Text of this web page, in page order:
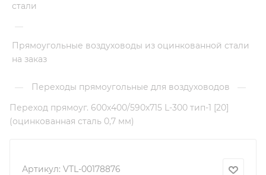
стали
—
Прямоугольные воздуховоды из оцинкованной стали
на заказ
— Переходы прямоугольные для воздуховодов
—
Переход прямоуг. 600х400/590х715 L-300 тип-1 [20]
(оцинкованная сталь 0,7 мм)
Артикул: VTL-00178876